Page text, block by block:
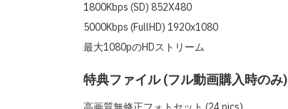
1800Kbps (SD) 852X480
5000Kbps (FullHD) 1920x1080
最大1080pのHDストリーム
特典ファイル (フル動画購入時のみ)